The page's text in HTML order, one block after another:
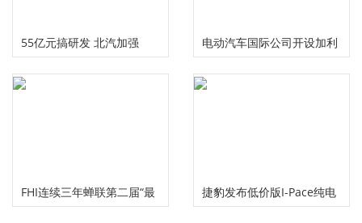
55亿元搞研发 北汽加强
ARCFOX品牌建设
电动汽车国际公司开设加利
福尼亚总部，启动新阵容
FHI连续三年蝉联第二届“最
捷豹发布低价版I-Pace纯电